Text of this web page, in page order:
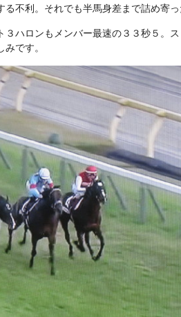
不利。それでも半馬身差まで詰め寄っ
３ハロンもメンバー最速の３３秒５。
です。